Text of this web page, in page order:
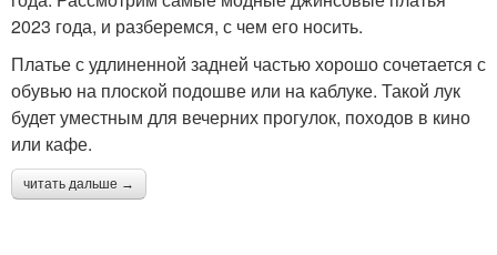
2023 года, и разберемся, с чем его носить.
Платье с удлиненной задней частью хорошо сочетается с
обувью на плоской подошве или на каблуке. Такой лук
будет уместным для вечерних прогулок, походов в кино
или кафе.
читать дальше →